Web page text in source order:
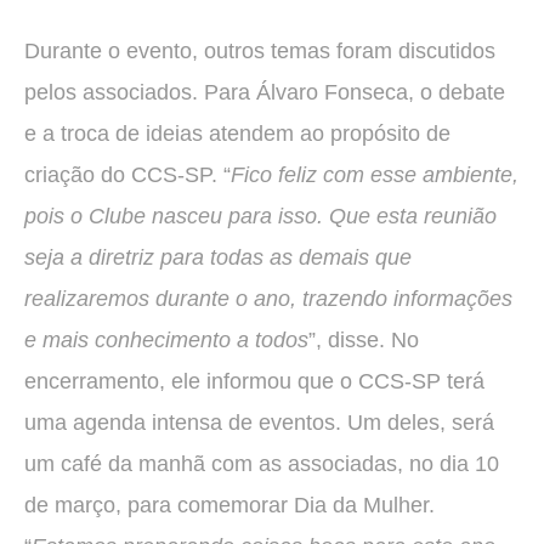
Durante o evento, outros temas foram discutidos
pelos associados. Para Álvaro Fonseca, o debate
e a troca de ideias atendem ao propósito de
criação do CCS-SP. “Fico feliz com esse ambiente,
pois o Clube nasceu para isso. Que esta reunião
seja a diretriz para todas as demais que
realizaremos durante o ano, trazendo informações
e mais conhecimento a todos”, disse. No
encerramento, ele informou que o CCS-SP terá
uma agenda intensa de eventos. Um deles, será
um café da manhã com as associadas, no dia 10
de março, para comemorar Dia da Mulher.